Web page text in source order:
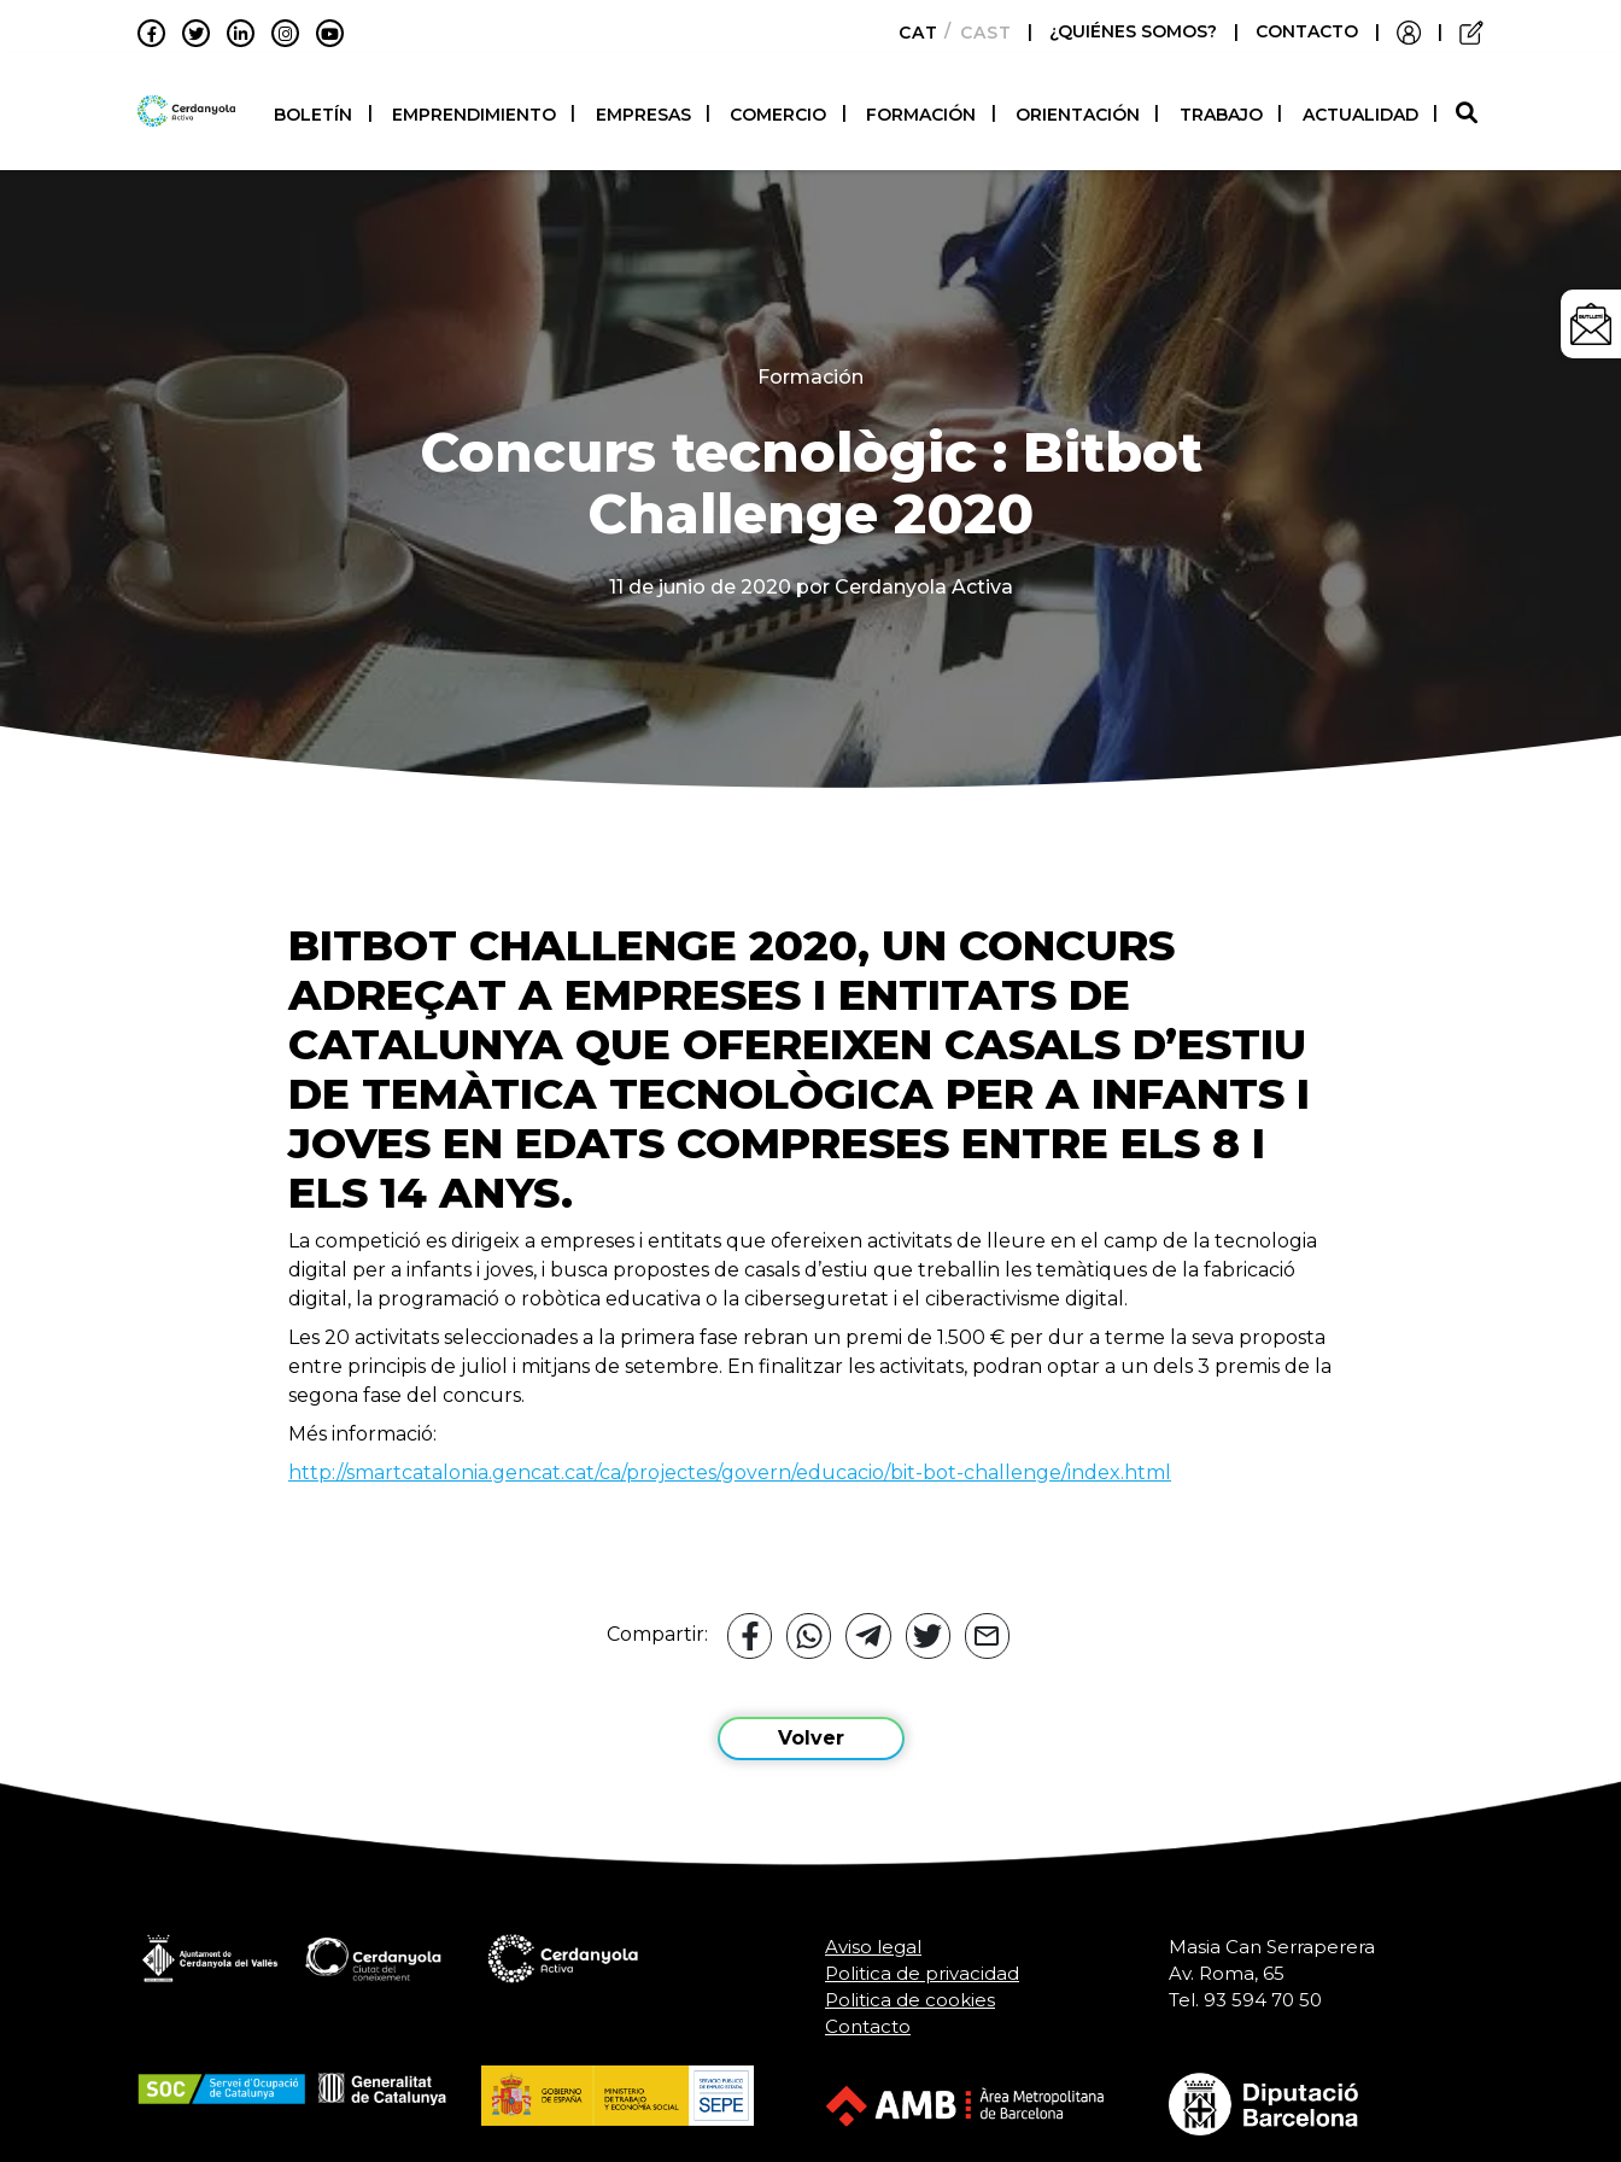
CATALÀCASTELLANO
| ¿QUIÉNES SOMOS? | CONTACTO | |
BOLETÍN EMPRENDIMIENTO EMPRESAS COMERCIO FORMACIÓN ORIENTACIÓN TRABAJO ACTUALIDAD
Categories
Formación
Concurs tecnològic : Bitbot
Challenge 2020
11 de junio de 2020 por Cerdanyola Activa
BITBOT CHALLENGE 2020, UN CONCURS
ADREÇAT A EMPRESES I ENTITATS DE
CATALUNYA QUE OFEREIXEN CASALS D’ESTIU
DE TEMÀTICA TECNOLÒGICA PER A INFANTS I
JOVES EN EDATS COMPRESES ENTRE ELS 8 I
ELS 14 ANYS.
La competició es dirigeix a empreses i entitats que ofereixen activitats de lleure en el camp de la tecnologia
digital per a infants i joves, i busca propostes de casals d’estiu que treballin les temàtiques de la fabricació
digital, la programació o robòtica educativa o la ciberseguretat i el ciberactivisme digital.
Les 20 activitats seleccionades a la primera fase rebran un premi de 1.500 € per dur a terme la seva proposta
entre principis de juliol i mitjans de setembre. En finalitzar les activitats, podran optar a un dels 3 premis de la
segona fase del concurs.
Més informació:
http://smartcatalonia.gencat.cat/ca/projectes/govern/educacio/bit-bot-challenge/index.html
Compartir:
Volver
Aviso legal
Politica de privacidad
Politica de cookies
Contacto
Masia Can Serraperera
Av. Roma, 65
Tel. 93 594 70 50